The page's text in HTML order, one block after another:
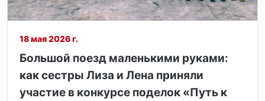
18 мая 2026 г.
Большой поезд маленькими руками:
как сестры Лиза и Лена приняли
участие в конкурсе поделок «Путь к